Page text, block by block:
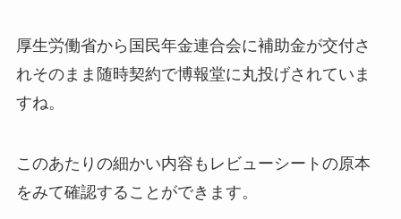
厚生労働省から国民年金連合会に補助金が交付さ
れそのまま随時契約で博報堂に丸投げされていま
すね。
このあたりの細かい内容もレビューシートの原本
をみて確認することができます。